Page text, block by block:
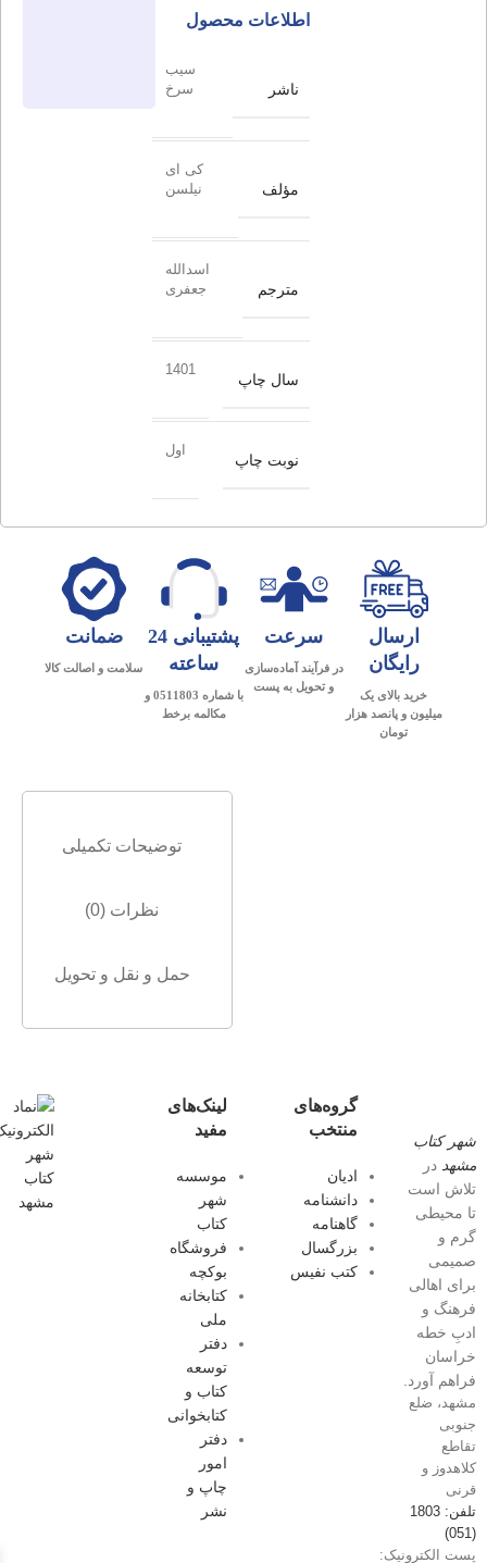
اطلاعات محصول
ناشر
سیب
سرخ
مؤلف
کی ای
نیلسن
مترجم
اسدالله
جعفری
سال چاپ
1401
نوبت چاپ
اول
ارسال
رایگان
خرید بالای یک
میلیون و پانصد هزار
تومان
سرعت
در فرآیند آماده‌سازی
و تحویل به پست
پشتیبانی 24
ساعته
با شماره 0511803 و
مکالمه برخط
ضمانت
سلامت و اصالت کالا
توضیحات تکمیلی
نظرات (0)
حمل و نقل و تحویل
شهر کتاب
مشهد در
تلاش است
تا محیطی
گرم و
صمیمی
برای اهالی
فرهنگ و
ادبِ خطه
خراسان
فراهم آورد.
مشهد، ضلع
جنوبی
تقاطع
کلاهدوز و
قرنی
تلفن: 1803
(051)
پست الکترونیک:
گروه‌های
منتخب
ادیان
دانشنامه
گاهنامه
بزرگسال
کتب نفیس
لینک‌های
مفید
موسسه
شهر
کتاب
فروشگاه
بوکچه
کتابخانه
ملی
دفتر
توسعه
کتاب و
کتابخوانی
دفتر
امور
چاپ و
نشر